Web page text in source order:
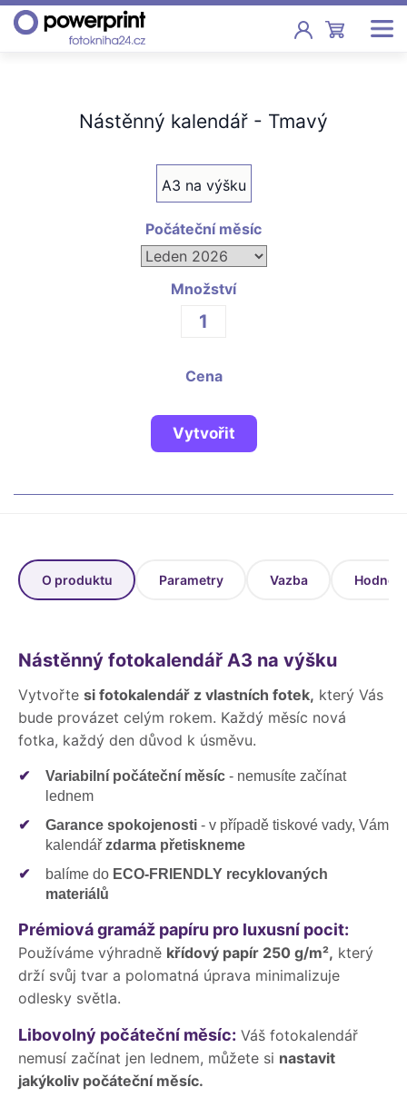
Pevná vazba, sešity, poukazy
Fotokalendáře
Nástěnné, stolní i roční
Tisk fotografií od 2,90 Kč
Nástěnný kalendář - Tmavý
A3 na výšku
Počáteční měsíc
Množství
Cena
Vytvořit
O produktu Parametry Vazba
Nástěnný fotokalendář A3 na výšku
Vytvořte si fotokalendář z vlastních fotek, který Vás
bude provázet celým rokem. Každý měsíc nová
fotka, každý den důvod k úsměvu.
✔ Variabilní počáteční měsíc - nemusíte začínat
lednem
✔
Garance spokojenosti - v případě tiskové vady, Vám
kalendář zdarma přetiskneme
✔
balíme do ECO-FRIENDLY recyklovaných
materiálů
Prémiová gramáž papíru pro luxusní pocit:
Používáme výhradně křídový papír 250 g/m², který
drží svůj tvar a polomatná úprava minimalizuje
odlesky světla.
Libovolný počáteční měsíc: Váš fotokalendář
nemusí začínat jen lednem, můžete si nastavit
jakýkoliv počáteční měsíc.